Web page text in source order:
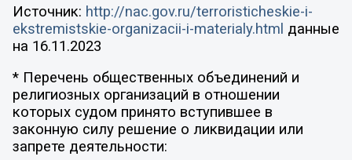
Источник: http://nac.gov.ru/terroristicheskie-i-
ekstremistskie-organizacii-i-materialy.html данные
на 16.11.2023
* Перечень общественных объединений и
религиозных организаций в отношении
которых судом принято вступившее в
законную силу решение о ликвидации или
запрете деятельности: